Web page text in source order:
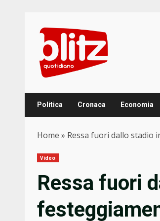
content
Politica Cronaca Economia
Home » Ressa fuori dallo stadio
Video
Ressa fuori